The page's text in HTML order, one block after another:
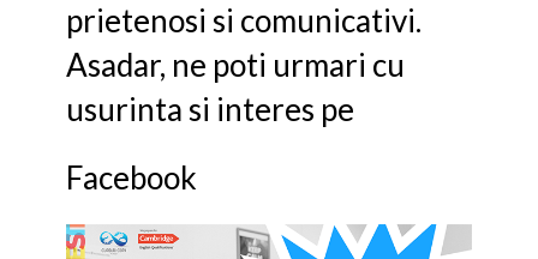
prietenosi si comunicativi.
Asadar, ne poti urmari cu
usurinta si interes pe
Facebook